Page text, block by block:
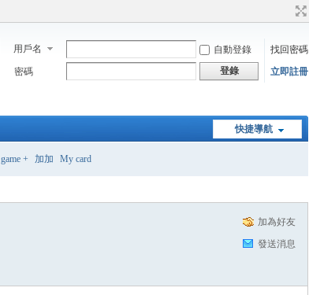
用戶名 自動登錄
找回密碼
密碼
登錄 立即註冊
快捷導航
game + 加加 My card
加為好友
發送消息